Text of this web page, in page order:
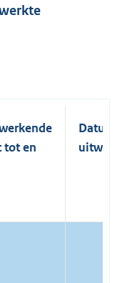
tot en
Datum